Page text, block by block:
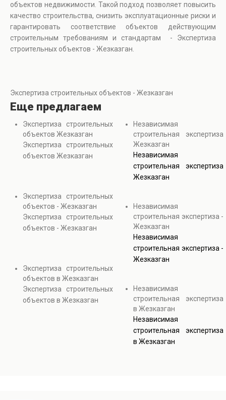
объектов недвижимости. Такой подход позволяет повысить
качество строительства, снизить эксплуатационные риски и
гарантировать соответствие объектов действующим
строительным требованиям и стандартам - Экспертиза
строительных объектов - Жезказган.
Экспертиза строительных объектов - Жезказган
Еще предлагаем
Экспертиза строительных
объектов Жезказган
Экспертиза строительных
объектов Жезказган
Экспертиза строительных
объектов - Жезказган
Экспертиза строительных
объектов - Жезказган
Экспертиза строительных
объектов в Жезказган
Экспертиза строительных
объектов в Жезказган
Независимая
строительная экспертиза
Жезказган
Независимая
строительная экспертиза
Жезказган
Независимая
строительная экспертиза -
Жезказган
Независимая
строительная экспертиза -
Жезказган
Независимая
строительная экспертиза
в Жезказган
Независимая
строительная экспертиза
в Жезказган